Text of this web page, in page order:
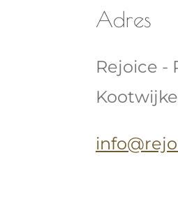
Adres
Rejoice -